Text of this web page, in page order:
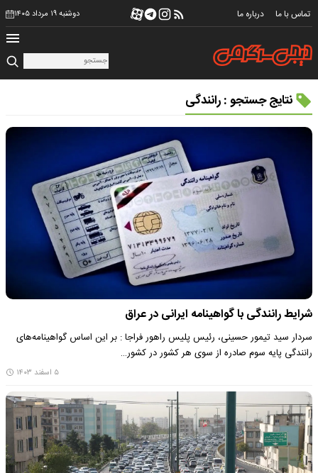
تماس با ما درباره ما دوشنبه ۱۹ مرداد ۱۴۰۵
نتایج جستجو : رانندگی
شرایط رانندگی با گواهینامه ایرانی در عراق
سردار سید تیمور حسینی، رئیس پلیس راهور فراجا : بر این اساس گواهینامه‌های
رانندگی پایه سوم صادره از سوی هر کشور در کشور…
۵ اسفند ۱۴۰۳